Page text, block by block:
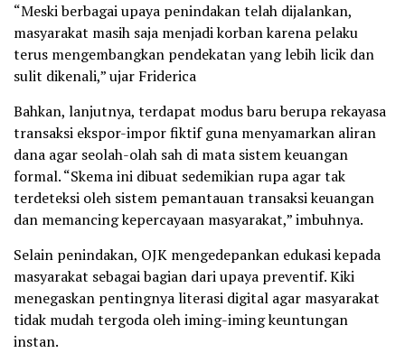
“Meski berbagai upaya penindakan telah dijalankan,
masyarakat masih saja menjadi korban karena pelaku
terus mengembangkan pendekatan yang lebih licik dan
sulit dikenali,” ujar Friderica
Bahkan, lanjutnya, terdapat modus baru berupa rekayasa
transaksi ekspor-impor fiktif guna menyamarkan aliran
dana agar seolah-olah sah di mata sistem keuangan
formal. “Skema ini dibuat sedemikian rupa agar tak
terdeteksi oleh sistem pemantauan transaksi keuangan
dan memancing kepercayaan masyarakat,” imbuhnya.
Selain penindakan, OJK mengedepankan edukasi kepada
masyarakat sebagai bagian dari upaya preventif. Kiki
menegaskan pentingnya literasi digital agar masyarakat
tidak mudah tergoda oleh iming-iming keuntungan
instan.